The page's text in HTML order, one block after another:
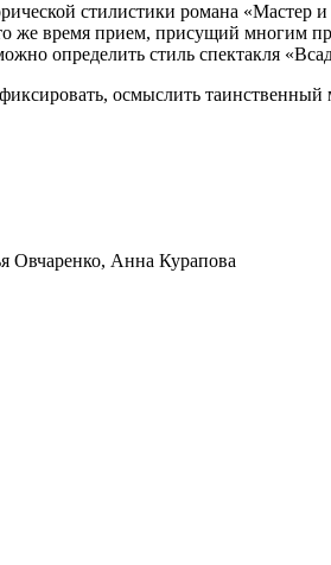
стилистики романа «Мастер
же время прием, присущий многим
определить стиль спектакля
осмыслить
Овчаренко, Анна Курапова